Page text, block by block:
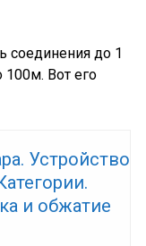
соединения до 1
100м. Вот его
Устройство
и обжатие